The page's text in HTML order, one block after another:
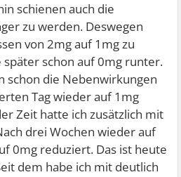
schienen auch die
zu werden. Deswegen
von 2mg auf 1mg zu
später schon auf 0mg runter.
schon die Nebenwirkungen
Tag wieder auf 1mg
Zeit hatte ich zusätzlich mit
drei Wochen wieder auf
0mg reduziert. Das ist heute
dem habe ich mit deutlich